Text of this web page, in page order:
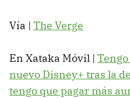
Vía | The Verge
En Xataka Móvil |
nuevo Disney+ tras la
tengo que pagar más